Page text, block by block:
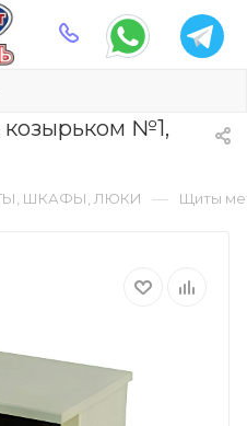
козырьком №1,
ШКАФЫ, ЛЮКИ — Щиты